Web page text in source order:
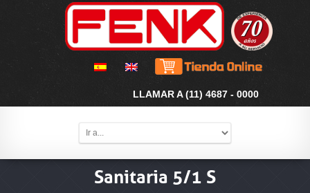
LLAMAR A (11) 4687 - 0000
Sanitaria 5/1 S